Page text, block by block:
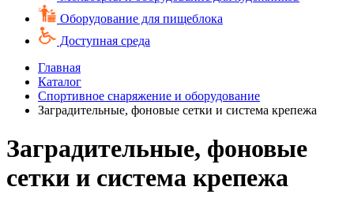
Оборудование для пищеблока
Доступная среда
Главная
Каталог
Спортивное снаряжение и оборудование
Заградительные, фоновые сетки и система крепежа
Заградительные, фоновые
сетки и система крепежа